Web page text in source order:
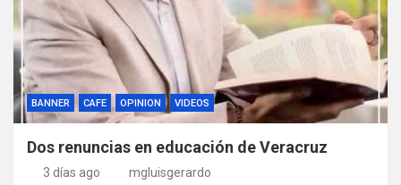
BANNER CAFE OPINION VIDEOS
Dos renuncias en educación de Veracruz
3 días ago mgluisgerardo